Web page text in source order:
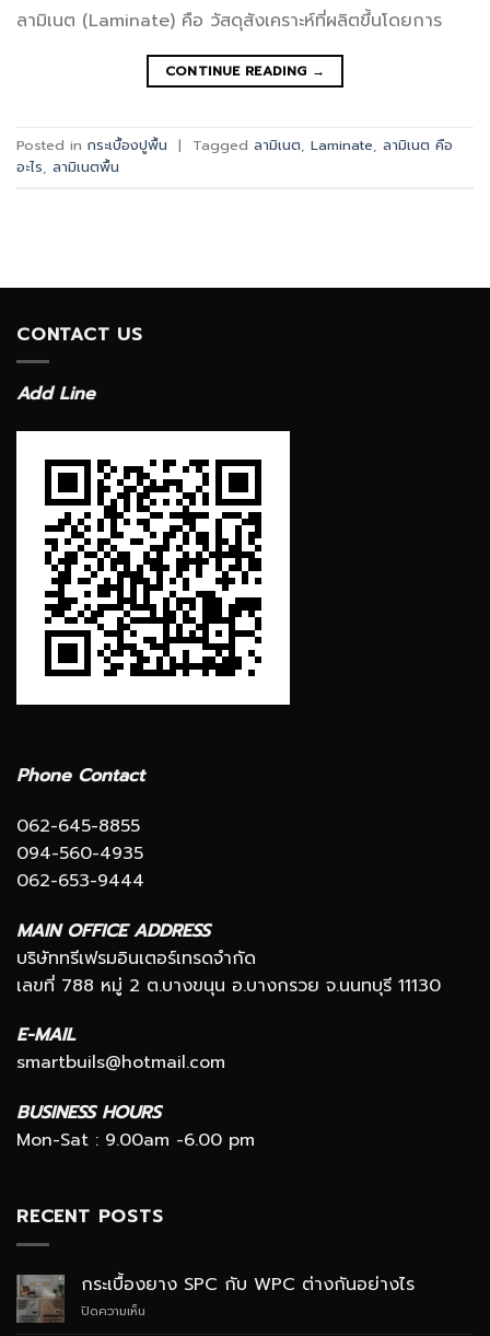
ลามิเนต (Laminate) คือ วัสดุสังเคราะห์ที่ผลิตขึ้นโดยการ
CONTINUE READING →
Posted in กระเบื้องปูพื้น | Tagged ลามิเนต, Laminate, ลามิเนต คือ
อะไร, ลามิเนตพื้น
CONTACT US
Add Line
Phone Contact
062-645-8855
094-560-4935
062-653-9444
MAIN OFFICE ADDRESS
บริษัททรีเฟรมอินเตอร์เทรดจำกัด
เลขที่ 788 หมู่ 2 ต.บางขนุน อ.บางกรวย จ.นนทบุรี 11130
E-MAIL
smartbuils@hotmail.com
BUSINESS HOURS
Mon-Sat : 9.00am -6.00 pm
RECENT POSTS
กระเบื้องยาง SPC กับ WPC ต่างกันอย่างไร
ปิดความเห็น